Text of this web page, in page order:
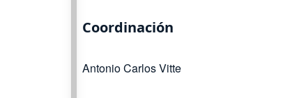
Coordinación
Antonio Carlos Vitte